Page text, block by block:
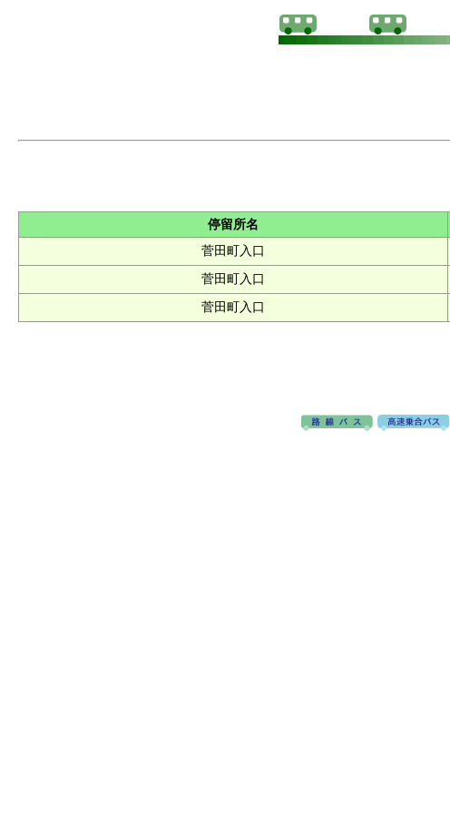
停留所名
菅田町入口
菅田町入口
菅田町入口